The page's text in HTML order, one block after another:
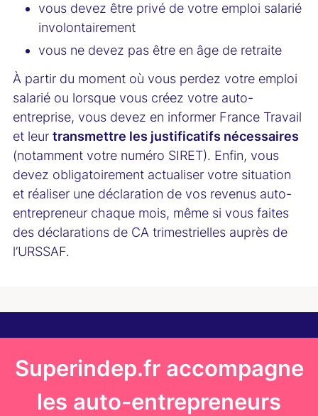
vous devez être privé de votre emploi salarié
involontairement
vous ne devez pas être en âge de retraite
À partir du moment où vous perdez votre emploi
salarié ou lorsque vous créez votre auto-
entreprise, vous devez en informer France Travail
et leur transmettre les justificatifs nécessaires
(notamment votre numéro SIRET). Enfin, vous
devez obligatoirement actualiser votre situation
et réaliser une déclaration de vos revenus auto-
entrepreneur chaque mois, même si vous faites
des déclarations de CA trimestrielles auprès de
l’URSSAF.
Superindep.fr accompagne
les auto-entrepreneurs